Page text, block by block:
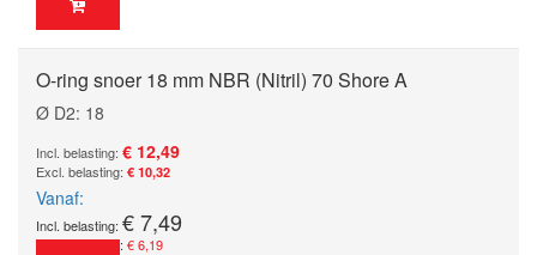
O-ring snoer 18 mm NBR (Nitril) 70 Shore A
Ø D2: 18
€ 12,49
€ 10,32
Vanaf
€ 7,49
€ 6,19